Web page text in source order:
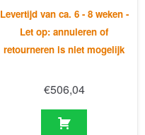
Levertijd van ca. 6 - 8 weken -
Let op: annuleren of
retourneren is niet mogelijk
€506,04